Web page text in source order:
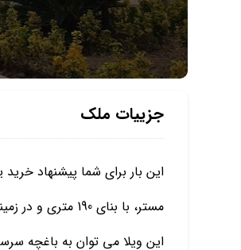
جزییات ملک
این ویلا می توان به باغچه